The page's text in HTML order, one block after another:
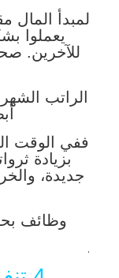
لمبدأ المال
يعملوا
للآخرين.
الراتب
ففي الوقت
بزيادة
جديدة،
وظائف
.